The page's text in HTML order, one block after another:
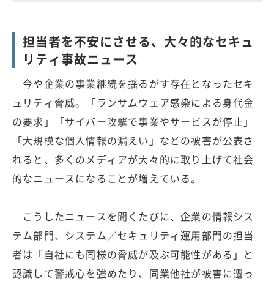
担当者を不安にさせる、大々的なセキュ
リティ事故ニュース
今や企業の事業継続を揺るがす存在となったセキ
ュリティ脅威。「ランサムウェア感染による身代金
の要求」「サイバー攻撃で事業やサービスが停止」
「大規模な個人情報の漏えい」などの被害が公表さ
れると、多くのメディアが大々的に取り上げて社会
的なニュースになることが増えている。
こうしたニュースを聞くたびに、企業の情報シス
テム部門、システム／セキュリティ運用部門の担当
者は「自社にも同様の脅威が及ぶ可能性がある」と
認識して警戒心を強めたり、同業他社が被害に遭っ